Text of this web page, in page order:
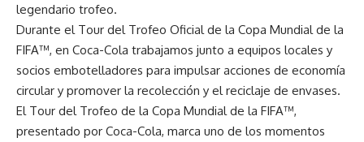
legendario trofeo.
Durante el Tour del Trofeo Oficial de la Copa Mundial de la
FIFA™, en Coca-Cola trabajamos junto a equipos locales y
socios embotelladores para impulsar acciones de economía
circular y promover la recolección y el reciclaje de envases.
El Tour del Trofeo de la Copa Mundial de la FIFA™,
presentado por Coca-Cola, marca uno de los momentos